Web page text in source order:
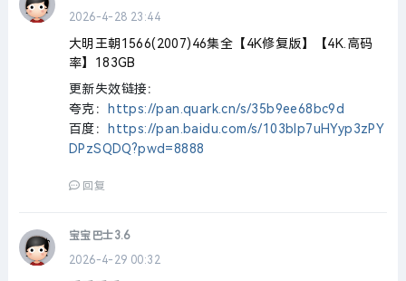
2026-4-28 23:44
大明王朝1566(2007)46集全【4K修复版】【4K.高码
率】183GB
更新失效链接：
夸克：
https://pan.quark.cn/s/35b9ee68bc9d
百度：
https://pan.baidu.com/s/103blp7uHYyp3zPY
DPzSQDQ?pwd=8888
回复
宝宝巴士3.6
2026-4-29 00:32